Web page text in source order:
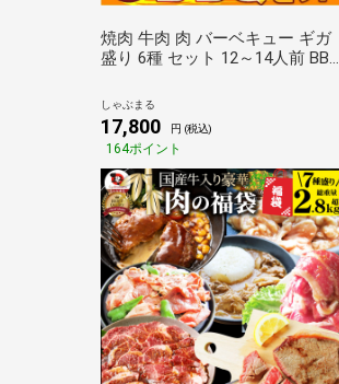
焼肉 牛肉 肉 バーベキュー ギガ
盛り 6種 セット 12～14人前 BBQ
ギフト 食品 プレゼント キャンプ
しゃぶまる
しゃぶまる
17,800 円 (税込)
164ポイント